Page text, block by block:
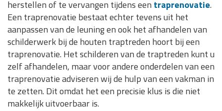
herstellen of te vervangen tijdens een traprenovatie.
Een traprenovatie bestaat echter tevens uit het
aanpassen van de leuning en ook het afhandelen van
schilderwerk bij de houten traptreden hoort bij een
traprenovatie. Het schilderen van de traptreden kunt u
zelf afhandelen, maar voor andere onderdelen van een
traprenovatie adviseren wij de hulp van een vakman in
te zetten. Dit omdat het een precisie klus is die niet
makkelijk uitvoerbaar is.